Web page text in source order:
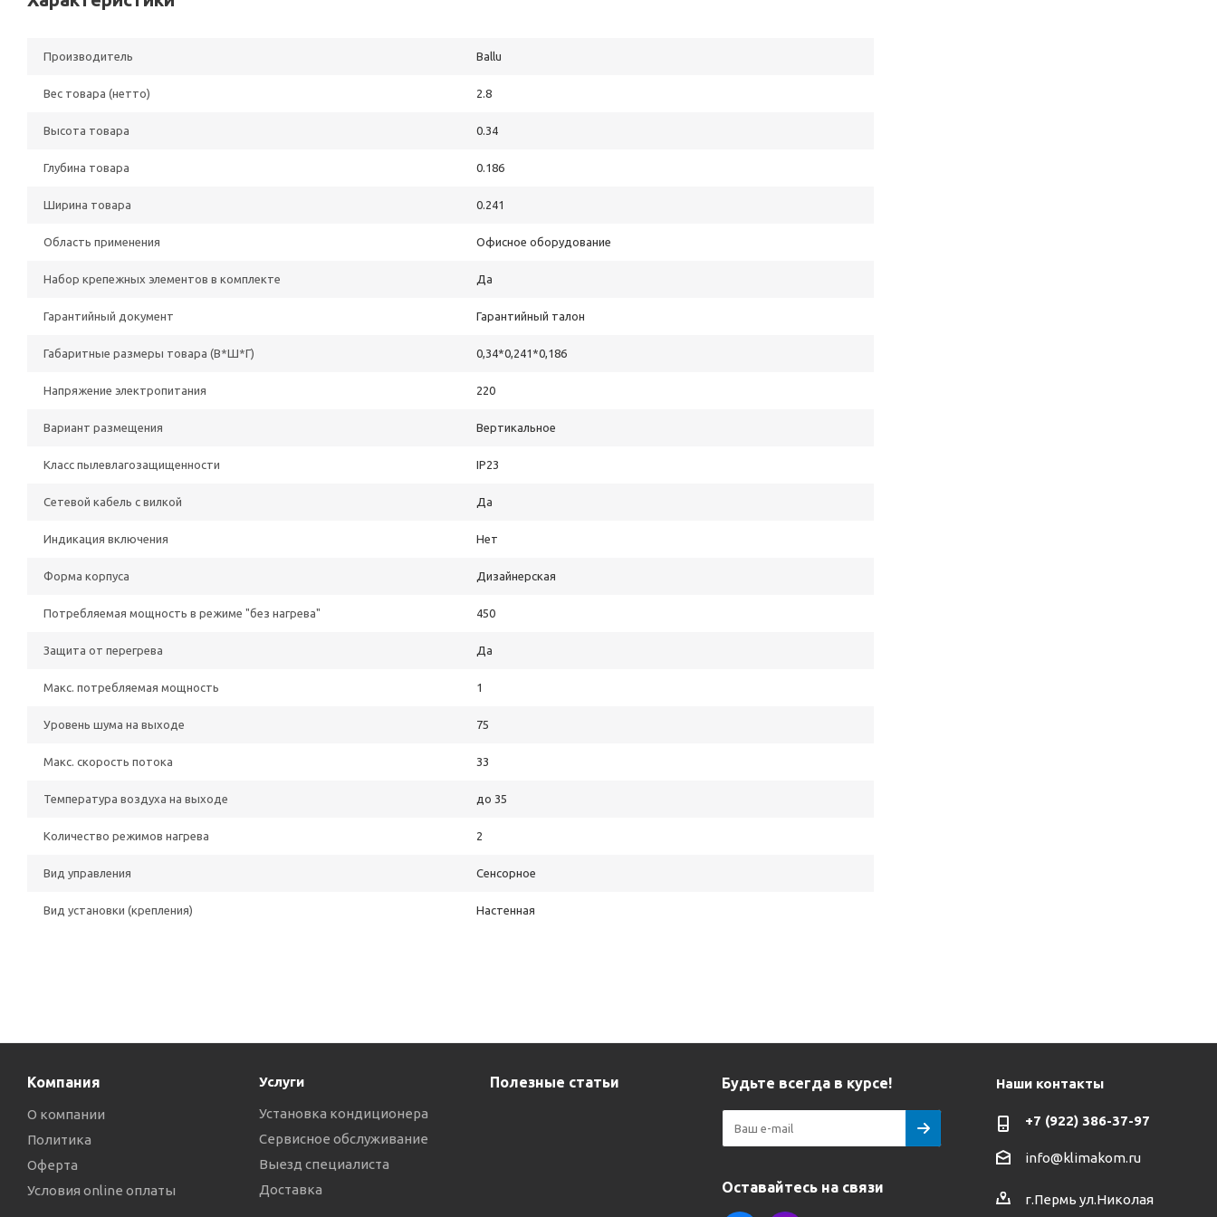
Производитель Ballu
Вес товара (нетто) 2.8
Высота товара 0.34
Глубина товара 0.186
Ширина товара 0.241
Область применения Офисное оборудование
Набор крепежных элементов в комплекте Да
Гарантийный документ Гарантийный талон
Габаритные размеры товара (В*Ш*Г) 0,34*0,241*0,186
Напряжение электропитания 220
Вариант размещения Вертикальное
Класс пылевлагозащищенности IP23
Сетевой кабель с вилкой Да
Индикация включения Нет
Форма корпуса Дизайнерская
Потребляемая мощность в режиме "без нагрева" 450
Защита от перегрева Да
Макс. потребляемая мощность 1
Уровень шума на выходе 75
Макс. скорость потока 33
Температура воздуха на выходе до 35
Количество режимов нагрева 2
Вид управления Сенсорное
Вид установки (крепления) Настенная
Компания
О компании
Политика
Оферта
Условия online оплаты
Услуги
Установка кондиционера
Сервисное обслуживание
Выезд специалиста
Доставка
Полезные статьи Будьте всегда в курсе!
Оставайтесь на связи
Наши контакты
+7 (922) 386-37-97
info@klimakom.ru
г.Пермь ул.Николая